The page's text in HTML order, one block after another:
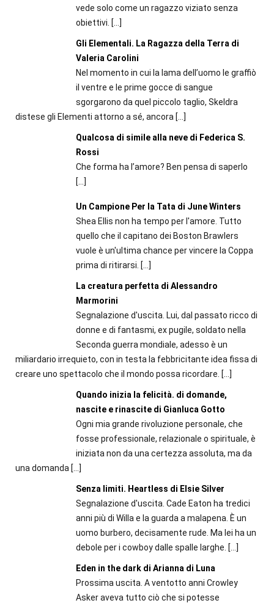
vede solo come un ragazzo viziato senza
obiettivi. […]
Gli Elementali. La Ragazza della Terra di
Valeria Carolini
Nel momento in cui la lama dell’uomo le graffiò
il ventre e le prime gocce di sangue
sgorgarono da quel piccolo taglio, Skeldra
distese gli Elementi attorno a sé, ancora […]
Qualcosa di simile alla neve di Federica S.
Rossi
Che forma ha l’amore? Ben pensa di saperlo
[…]
Un Campione Per la Tata di June Winters
Shea Ellis non ha tempo per l'amore. Tutto
quello che il capitano dei Boston Brawlers
vuole è un'ultima chance per vincere la Coppa
prima di ritirarsi. […]
La creatura perfetta di Alessandro
Marmorini
Segnalazione d'uscita. Lui, dal passato ricco di
donne e di fantasmi, ex pugile, soldato nella
Seconda guerra mondiale, adesso è un
miliardario irrequieto, con in testa la febbricitante idea fissa di
creare uno spettacolo che il mondo possa ricordare. […]
Quando inizia la felicità. di domande,
nascite e rinascite di Gianluca Gotto
Ogni mia grande rivoluzione personale, che
fosse professionale, relazionale o spirituale, è
iniziata non da una certezza assoluta, ma da
una domanda […]
Senza limiti. Heartless di Elsie Silver
Segnalazione d'uscita. Cade Eaton ha tredici
anni più di Willa e la guarda a malapena. È un
uomo burbero, decisamente rude. Ma lei ha un
debole per i cowboy dalle spalle larghe. […]
Eden in the dark di Arianna di Luna
Prossima uscita. A ventotto anni Crowley
Asker aveva tutto ciò che si potesse